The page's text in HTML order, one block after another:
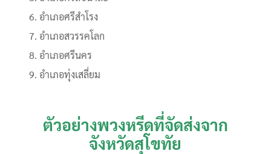
อำเภอศรีสำโรง
อำเภอสวรรคโลก
อำเภอศรีนคร
อำเภอทุ่งเสลี่ยม
ตัวอย่างพวงหรีดที่จัดส่งจาก
จังหวัดสุโขทัย